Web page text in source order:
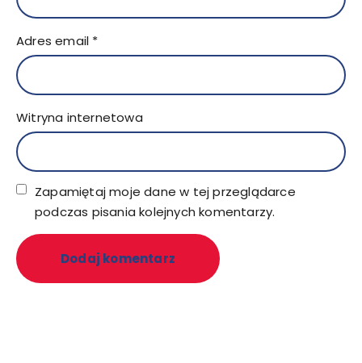
Adres email *
Witryna internetowa
Zapamiętaj moje dane w tej przeglądarce
podczas pisania kolejnych komentarzy.